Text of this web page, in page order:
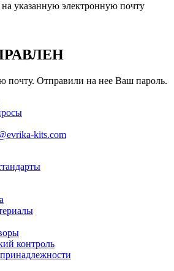
указанную электронную почту
почту. Отправили на нее Ваш пароль.
kits.com
контроль